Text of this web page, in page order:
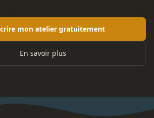
mon atelier gratuitement
En savoir plus